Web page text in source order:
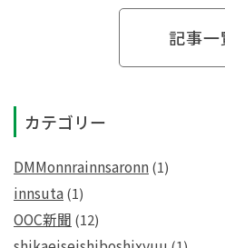
記事一
カテゴリー
DMMonnrainnsaronn(1)
innsuta(1)
OOC新聞 (12)